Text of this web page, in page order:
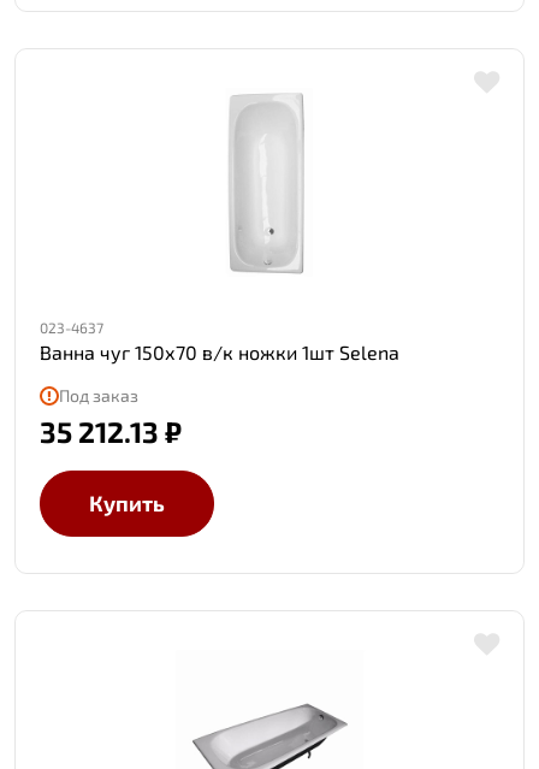
023-4637
Ванна чуг 150х70 в/к ножки 1шт Selena
Под заказ
35 212.13 ₽
Купить